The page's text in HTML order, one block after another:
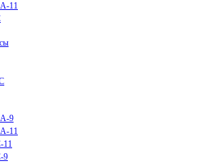
11
9
11
11
9